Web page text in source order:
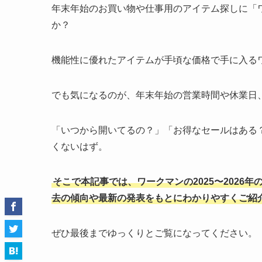
年末年始のお買い物や仕事用のアイテム探しに
か？
機能性に優れたアイテムが手頃な価格で手に入
でも気になるのが、年末年始の営業時間や休業
「いつから開いてるの？」「お得なセールはあ
くないはず。
そこで本記事では、ワークマンの2025〜2026年
去の傾向や最新の発表をもとにわかりやすくご紹
ぜひ最後までゆっくりとご覧になってください。